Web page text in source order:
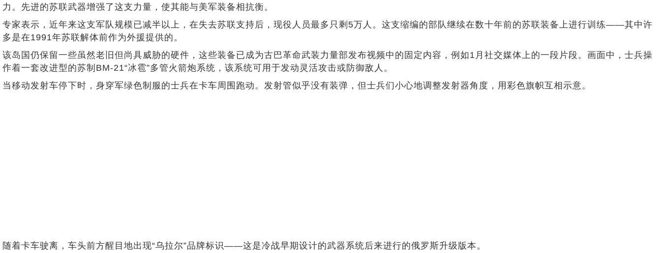
力。先进的苏联武器增强了这支力量，使其能与美军装备相抗衡。
专家表示，近年来这支军队规模已减半以上，在失去苏联支持后，现役人员最多只剩5万人。这支缩编的部队继续在数十年前的苏联装备上进行训练——其中许
多是在1991年苏联解体前作为外援提供的。
该岛国仍保留一些虽然老旧但尚具威胁的硬件，这些装备已成为古巴革命武装力量部发布视频中的固定内容，例如1月社交媒体上的一段片段。画面中，士兵操
作着一套改进型的苏制BM-21“冰雹”多管火箭炮系统，该系统可用于发动灵活攻击或防御敌人。
当移动发射车停下时，身穿军绿色制服的士兵在卡车周围跑动。发射管似乎没有装弹，但士兵们小心地调整发射器角度，用彩色旗帜互相示意。
随着卡车驶离，车头前方醒目地出现“乌拉尔”品牌标识——这是冷战早期设计的武器系统后来进行的俄罗斯升级版本。